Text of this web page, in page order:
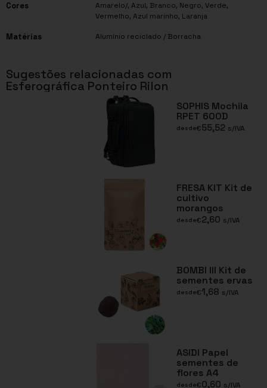
Cores Amarelo/, Azul, Branco, Negro, Verde,
Vermelho, Azul marinho, Laranja
Matérias Alumínio reciclado / Borracha
Sugestões relacionadas com
Esferográfica Ponteiro Rilon
SOPHIS Mochila
RPET 600D
desde€55,52 s/IVA
FRESA KIT Kit de
cultivo
morangos
desde€2,60 s/IVA
BOMBI III Kit de
sementes ervas
desde€1,68 s/IVA
ASIDI Papel
sementes de
flores A4
desde€0,60 s/IVA